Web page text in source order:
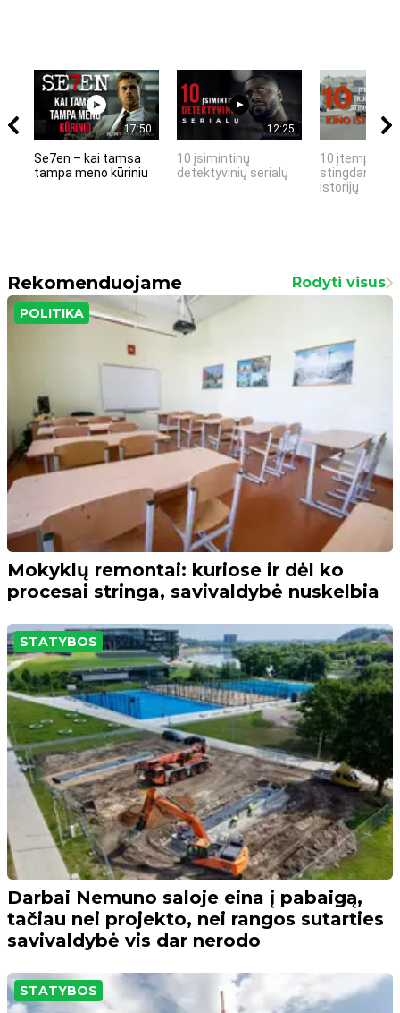
17:50
Se7en – kai tamsa
tampa meno kūriniu
12:25
10 įsimintinų
detektyvinių serialų
10 įtemptų,
stingdančių
istorijų
Rekomenduojame Rodyti visus
POLITIKA
Mokyklų remontai: kuriose ir dėl ko
procesai stringa, savivaldybė nuskelbia
STATYBOS
Darbai Nemuno saloje eina į pabaigą,
tačiau nei projekto, nei rangos sutarties
savivaldybė vis dar nerodo
STATYBOS